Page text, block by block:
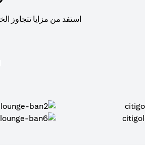
استفد من مزايا تتجاوز